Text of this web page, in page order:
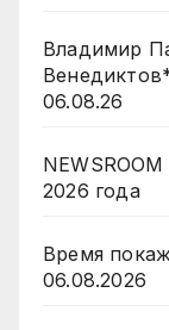
Владимир
06.08.26
2026 года
Время
06.08.2026